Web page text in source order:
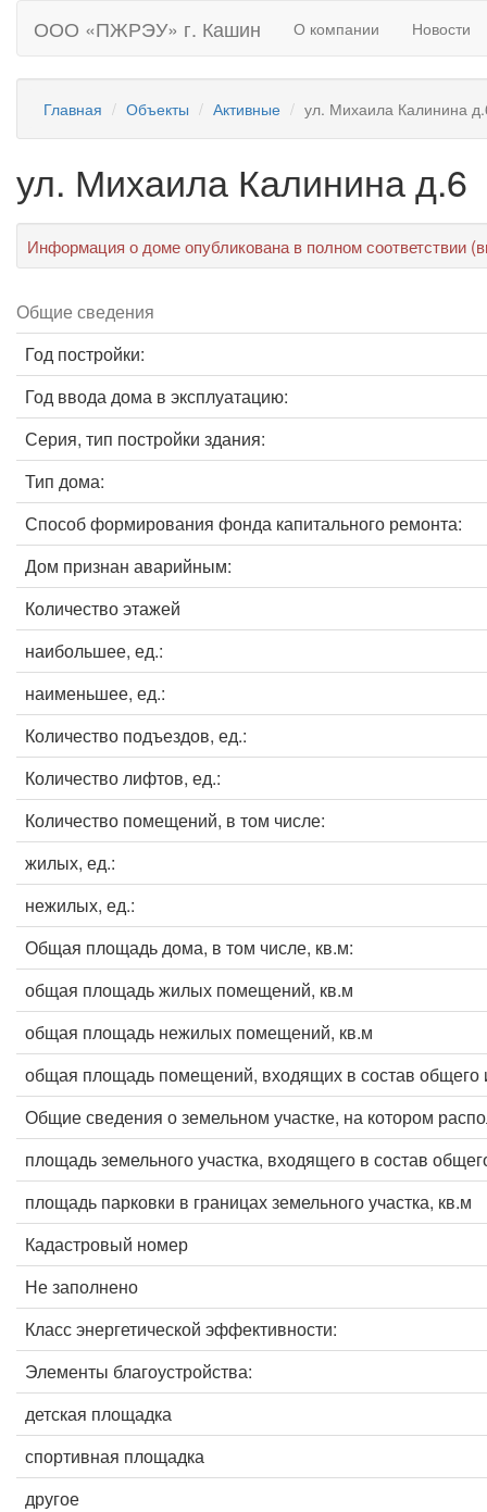
ООО «ПЖРЭУ» г. Кашин О компании Новости
Главная Объекты Активные ул. Михаила Калинина
ул. Михаила Калинина д.6
Информация о доме опубликована в полном соответствии
Общие сведения
Год постройки:
Год ввода дома в эксплуатацию:
Серия, тип постройки здания:
Тип дома:
Способ формирования фонда капитального ремонта:
Дом признан аварийным:
Количество этажей
наибольшее, ед.:
наименьшее, ед.:
Количество подъездов, ед.:
Количество лифтов, ед.:
Количество помещений, в том числе:
жилых, ед.:
нежилых, ед.:
Общая площадь дома, в том числе, кв.м:
общая площадь жилых помещений, кв.м
общая площадь нежилых помещений, кв.м
общая площадь помещений, входящих в состав общего
Общие сведения о земельном участке, на котором
площадь земельного участка, входящего в состав
площадь парковки в границах земельного участка, кв.м
Кадастровый номер
Не заполнено
Класс энергетической эффективности:
Элементы благоустройства:
детская площадка
спортивная площадка
другое